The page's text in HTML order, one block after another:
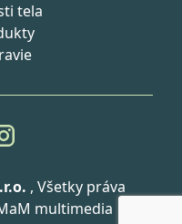
tela
, Všetky práva
multimedia